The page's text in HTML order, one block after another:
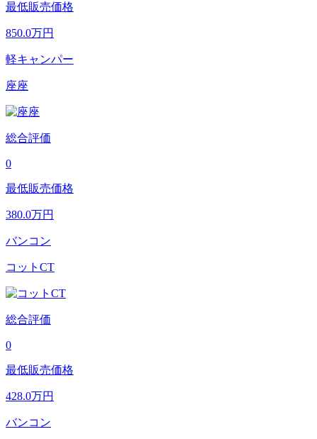
最低販売価格
850.0万円
軽キャンパー
座座
総合評価
0
最低販売価格
380.0万円
バンコン
コットCT
総合評価
0
最低販売価格
428.0万円
バンコン